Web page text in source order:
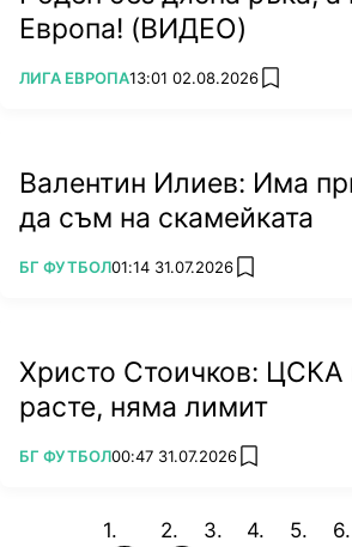
Европа! (ВИДЕО)
ПОВЕЧЕ ОТ
ЛИГА ЕВРОПА13:01 02.08.2026 add
Валентин Илиев: Има
да съм на скамейката
ПОВЕЧЕ ОТ
БГ ФУТБОЛ01:14 31.07.2026 add favorites
Христо Стоичков:
расте, няма лимит
ПОВЕЧЕ ОТ
БГ ФУТБОЛ00:47 31.07.2026 add favorites